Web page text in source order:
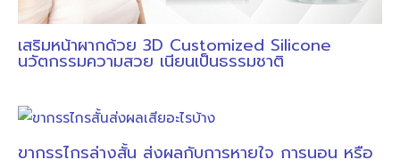
เสริมหน้าผากด้วย 3D Customized Silicone
นวัตกรรมความสวย เนียนเป็นธรรมชาติ
ขากรรไกรล่างสั้น ส่งผลกับการหายใจ การนอน หรือ